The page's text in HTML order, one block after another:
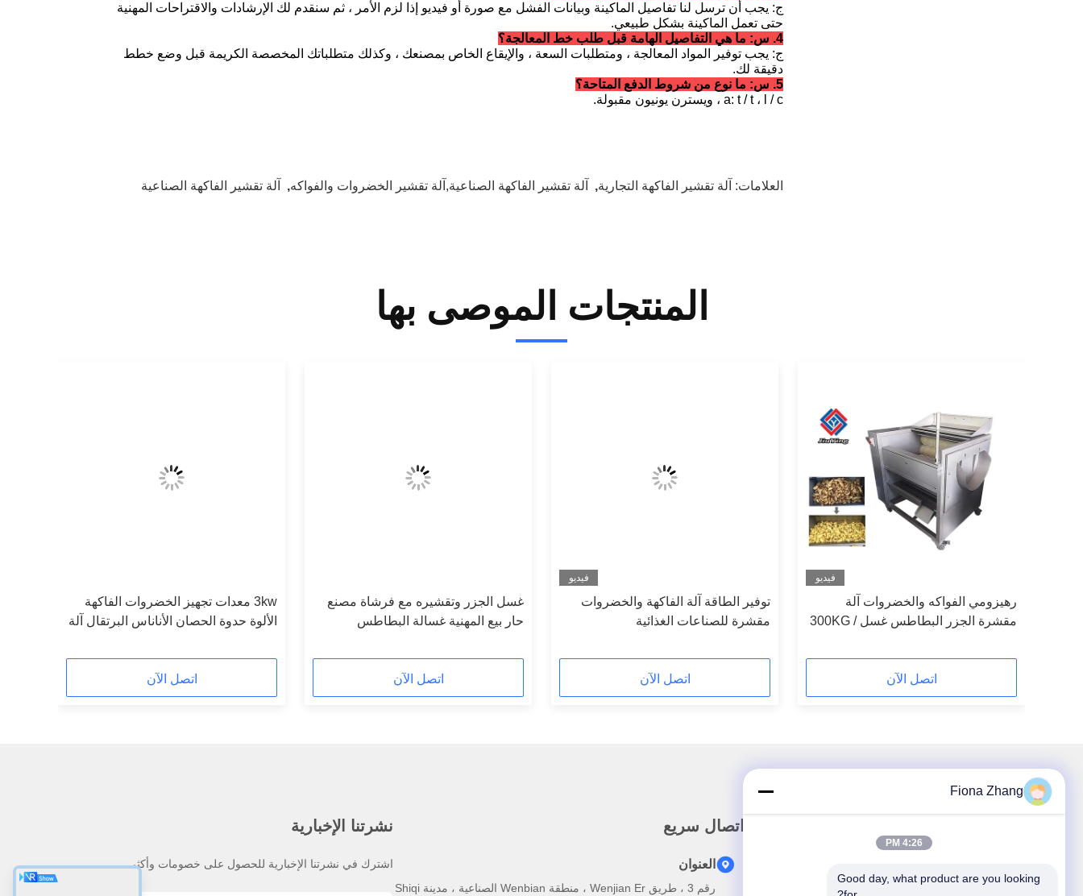
ج: يجب أن ترسل لنا تفاصيل الماكينة وبيانات الفشل مع صورة أو فيديو إذا لزم الأمر ، ثم سنقدم لك الإرشادات والاقتراحات المهنية
حتى تعمل الماكينة بشكل طبيعي.
4. س: ما هي التفاصيل الهامة قبل طلب خط المعالجة؟
ج: يجب توفير المواد المعالجة ، ومتطلبات السعة ، والإيقاع الخاص بمصنعك ، وكذلك متطلباتك المخصصة الكريمة قبل وضع خطط
دقيقة لك.
5. س: ما نوع من شروط الدفع المتاحة؟
a: t / t ، l / c ، ويسترن يونيون مقبولة.
العلامات: آلة تقشير الفاكهة التجارية, آلة تقشير الفاكهة الصناعية,آلة تقشير الخضروات والفواكه, آلة تقشير الفاكهة الصناعية
المنتجات الموصى بها
فيديو
رهيزومي الفواكه والخضروات آلة
مقشرة الجزر البطاطس غسل 300KG /
اتصل الآن
فيديو
توفير الطاقة آلة الفاكهة والخضروات
مقشرة للصناعات الغذائية
اتصل الآن
غسل الجزر وتقشيره مع فرشاة مصنع
حار بيع المهنية غسالة البطاطس
اتصل الآن
3kw معدات تجهيز الخضروات الفاكهة
الألوة حدوة الحصان الأناناس البرتقال آلة
اتصل الآن
اتصال سريع
العنوان
رقم 3 ، طريق Wenjian Er ، منطقة Wenbian الصناعية ، مدينة Shiqi
نشرتنا الإخبارية
اشترك في نشرتنا الإخبارية للحصول على خصومات وأكثر.
Fiona Zhang
4:26 PM
Good day, what product are you looking